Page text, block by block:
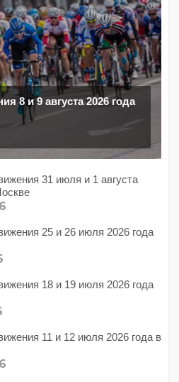
8 и 9 августа 2026 года
31 июля и 1 августа
25 и 26 июля 2026 года
18 и 19 июля 2026 года
11 и 12 июля 2026 года в